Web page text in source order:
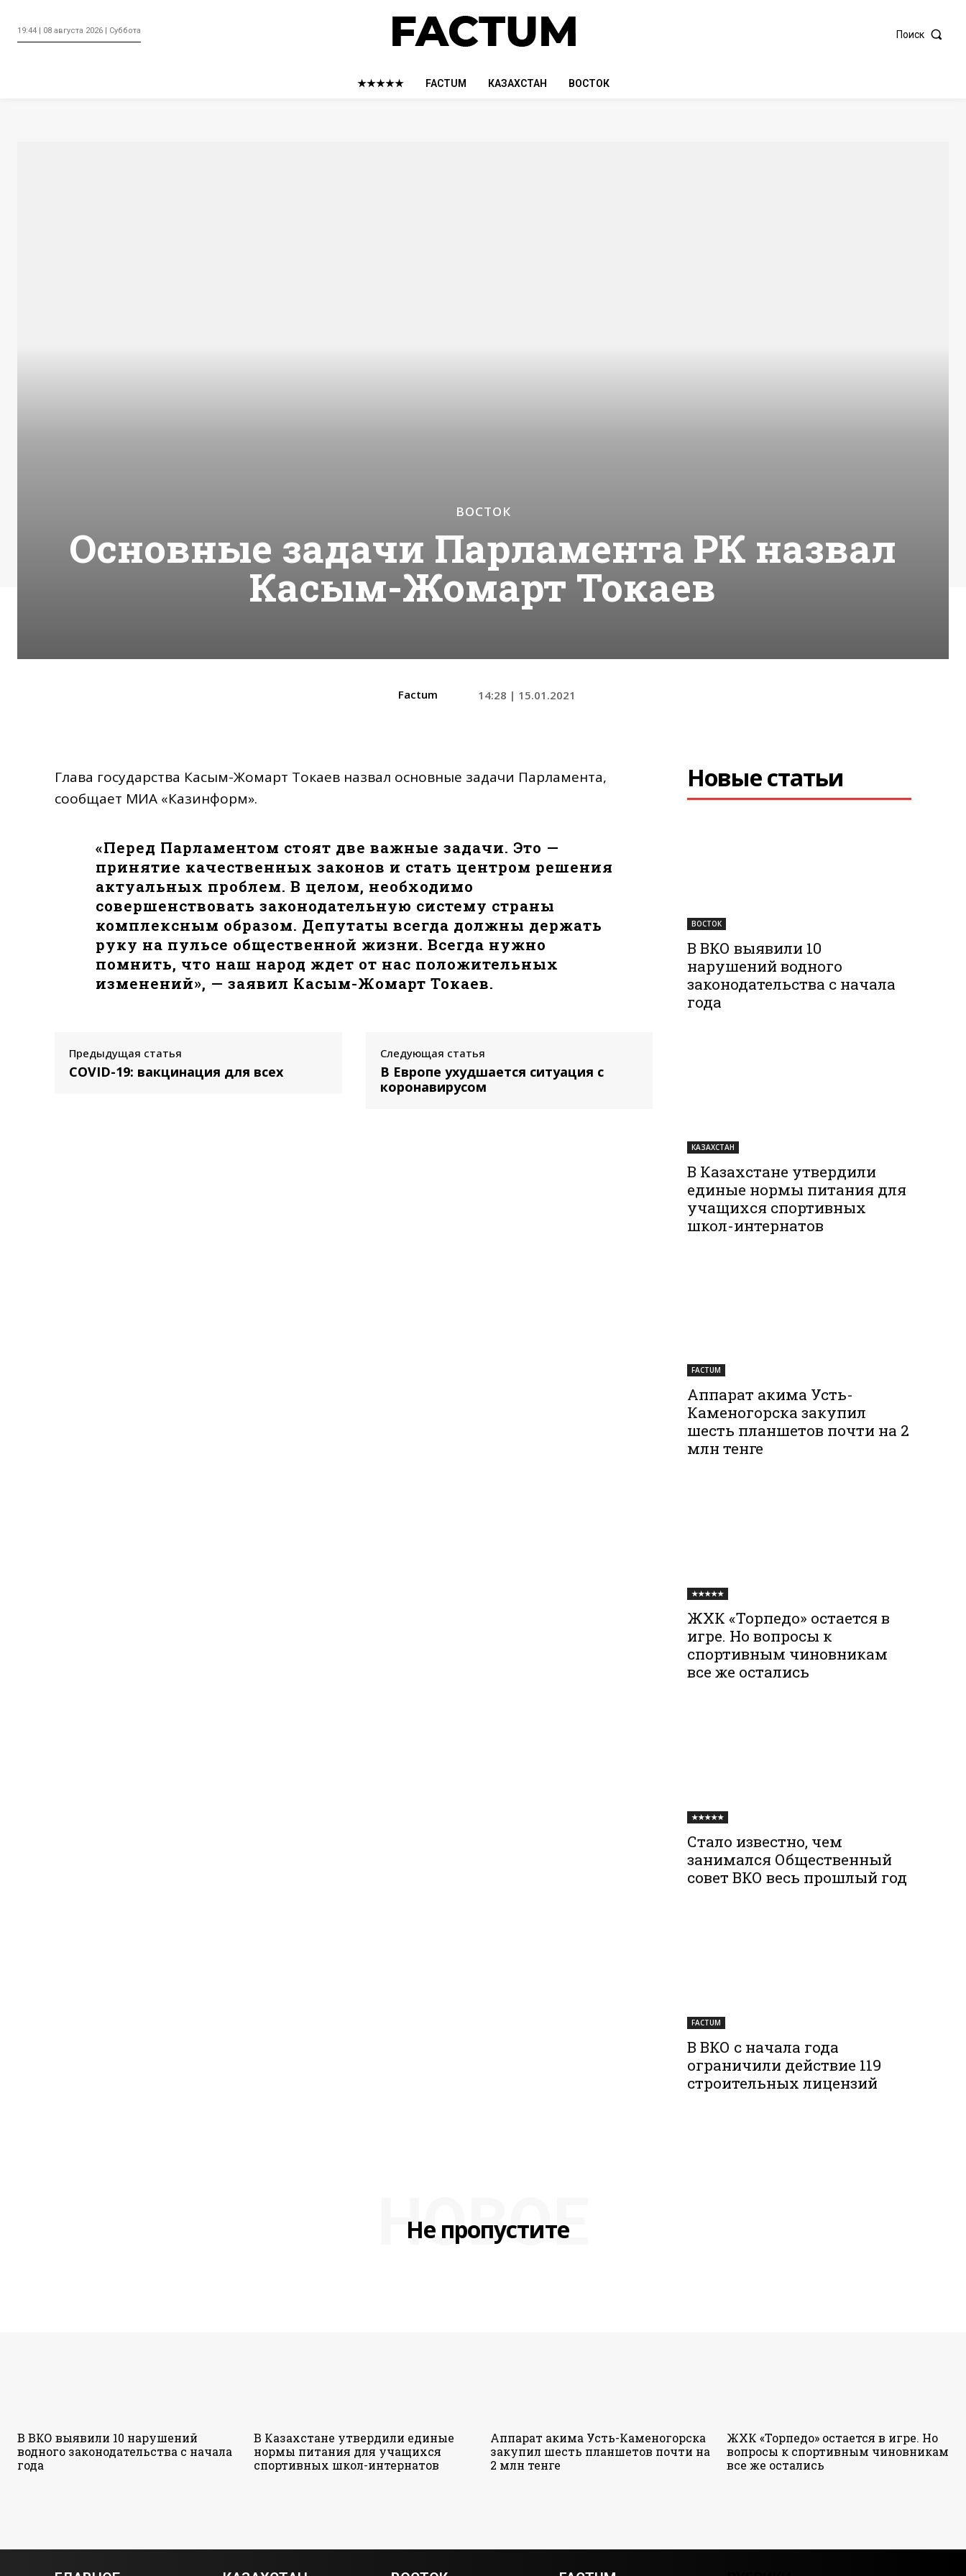
19:44 | 08 августа 2026 | Суббота Поиск
★★★★★ FACTUM КАЗАХСТАН ВОСТОК
ВОСТОК
Основные задачи Парламента РК назвал
Касым-Жомарт Токаев
Factum 14:28 | 15.01.2021
Глава государства Касым-Жомарт Токаев назвал основные задачи Парламента,
сообщает МИА «Казинформ».
«Перед Парламентом стоят две важные задачи. Это —
принятие качественных законов и стать центром решения
актуальных проблем. В целом, необходимо
совершенствовать законодательную систему страны
комплексным образом. Депутаты всегда должны держать
руку на пульсе общественной жизни. Всегда нужно
помнить, что наш народ ждет от нас положительных
изменений», — заявил Касым-Жомарт Токаев.
Предыдущая статья
COVID-19: вакцинация для всех
Следующая статья
В Европе ухудшается ситуация с
коронавирусом
Новые статьи
ВОСТОК
В ВКО выявили 10
нарушений водного
законодательства с начала
года
КАЗАХСТАН
В Казахстане утвердили
единые нормы питания для
учащихся спортивных
школ-интернатов
FACTUM
Аппарат акима Усть-
Каменогорска закупил
шесть планшетов почти на 2
млн тенге
★★★★★
ЖХК «Торпедо» остается в
игре. Но вопросы к
спортивным чиновникам
все же остались
★★★★★
Стало известно, чем
занимался Общественный
совет ВКО весь прошлый год
FACTUM
В ВКО с начала года
ограничили действие 119
строительных лицензий
Не пропустите
НОВОЕ
В ВКО выявили 10 нарушений
водного законодательства с начала
года
В Казахстане утвердили единые
нормы питания для учащихся
спортивных школ-интернатов
Аппарат акима Усть-Каменогорска
закупил шесть планшетов почти на
2 млн тенге
ЖХК «Торпедо» остается в игре. Но
вопросы к спортивным чиновникам
все же остались